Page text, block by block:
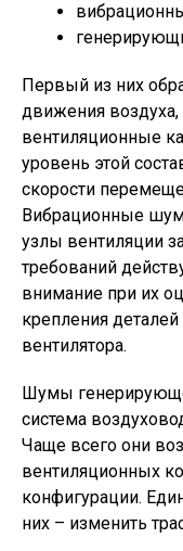
Первый из них
движения
вентиляционные
уровень этой
скорости
Вибрационные
узлы вентиляции
требований
внимание при их
крепления
вентилятора.
Шумы
система
Чаще всего они
вентиляционных
конфигурации.
них – изменить